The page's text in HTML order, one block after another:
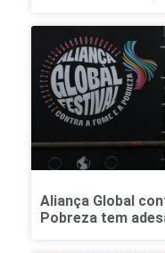
Aliança Global
Pobreza tem